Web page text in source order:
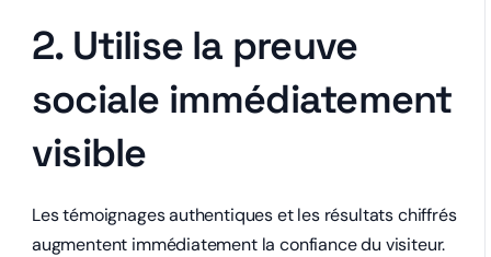
2. Utilise la preuve
sociale immédiatement
visible
Les témoignages authentiques et les résultats chiffrés
augmentent immédiatement la confiance du visiteur.